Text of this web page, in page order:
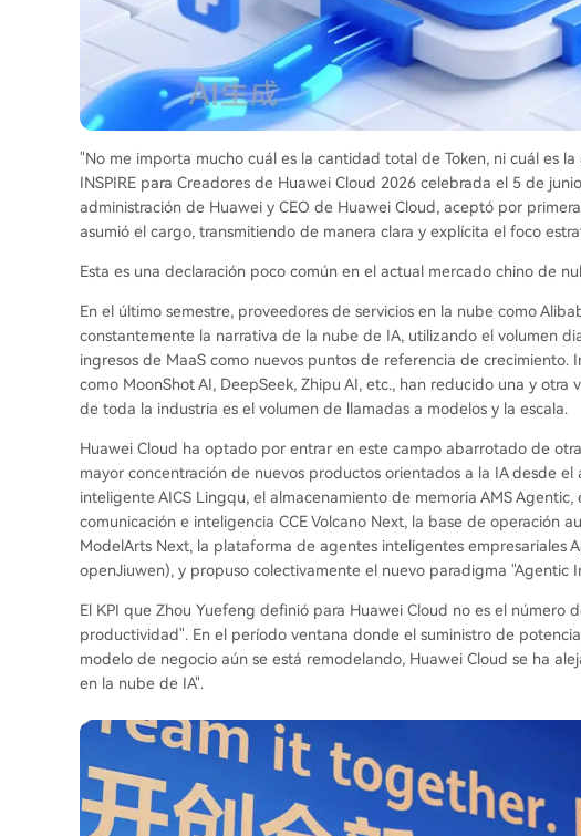
"No me importa mucho cuál es la cantidad total de Token, ni cuál es
INSPIRE para Creadores de Huawei Cloud 2026 celebrada el 5 de
administración de Huawei y CEO de Huawei Cloud, aceptó por
asumió el cargo, transmitiendo de manera clara y explícita el foco
Esta es una declaración poco común en el actual mercado chino de
En el último semestre, proveedores de servicios en la nube como
constantemente la narrativa de la nube de IA, utilizando el volumen
ingresos de MaaS como nuevos puntos de referencia de crecimiento.
como MoonShot AI, DeepSeek, Zhipu AI, etc., han reducido una y
de toda la industria es el volumen de llamadas a modelos y la escala.
Huawei Cloud ha optado por entrar en este campo abarrotado de
mayor concentración de nuevos productos orientados a la IA desde
inteligente AICS Lingqu, el almacenamiento de memoria AMS
comunicación e inteligencia CCE Volcano Next, la base de operación
ModelArts Next, la plataforma de agentes inteligentes empresariales
openJiuwen), y propuso colectivamente el nuevo paradigma "Agentic
El KPI que Zhou Yuefeng definió para Huawei Cloud no es el número
productividad". En el período ventana donde el suministro de
modelo de negocio aún se está remodelando, Huawei Cloud se ha
en la nube de IA".